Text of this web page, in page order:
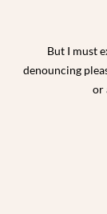
But I must
denouncing
or